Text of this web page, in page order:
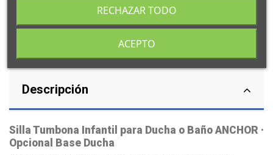
Descripción
Silla Tumbona Infantil para Ducha o Baño ANCHOR ·
Opcional Base Ducha
RECHAZAR TODO
ACEPTO